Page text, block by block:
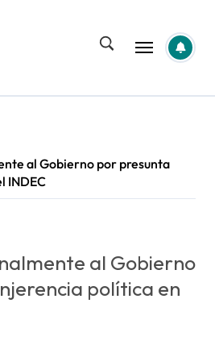
al Gobierno por presunta
INDEC
al Gobierno
política en